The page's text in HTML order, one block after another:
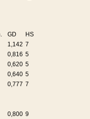
GD
HS
1,142 7
0,816 5
0,620 5
0,640 5
0,777 7
0,800 9